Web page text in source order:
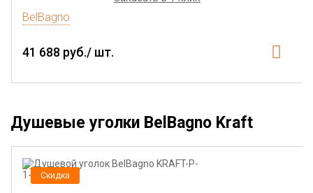
BelBagno
41 688 руб./ шт.
Душевые уголки BelBagno Kraft
Скидка